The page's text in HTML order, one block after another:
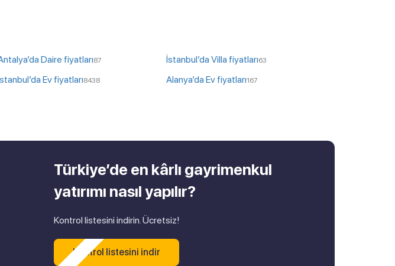
Daire fiyatları87 İstanbul’da Villa fiyatları63
Ev fiyatları8438 Alanya’da Ev fiyatları167
Türkiye’de en kârlı gayrimenkul
yatırımı nasıl yapılır?
Kontrol listesini indirin. Ücretsiz!
Kontrol listesini indir